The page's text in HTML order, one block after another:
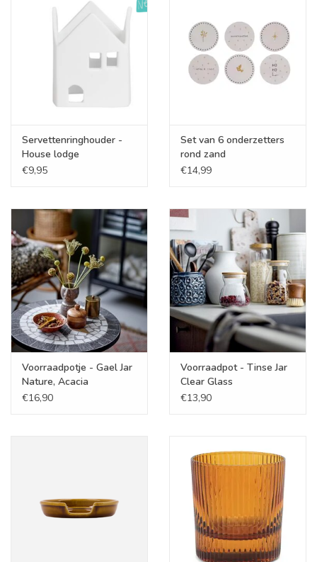
Cadeaubonnen
Servettenringhouder -
House lodge
€9,95
Set van 6 onderzetters
rond zand
€14,99
Voorraadpotje - Gael Jar
Nature, Acacia
€16,90
Voorraadpot - Tinse Jar
Clear Glass
€13,90